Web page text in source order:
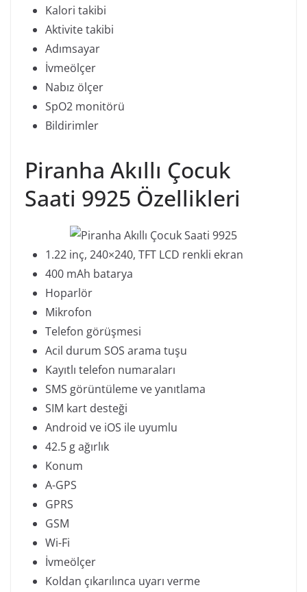
Kalori takibi
Aktivite takibi
Adımsayar
İvmeölçer
Nabız ölçer
SpO2 monitörü
Bildirimler
Piranha Akıllı Çocuk
Saati 9925 Özellikleri
1.22 inç, 240×240, TFT LCD renkli ekran
400 mAh batarya
Hoparlör
Mikrofon
Telefon görüşmesi
Acil durum SOS arama tuşu
Kayıtlı telefon numaraları
SMS görüntüleme ve yanıtlama
SIM kart desteği
Android ve iOS ile uyumlu
42.5 g ağırlık
Konum
A-GPS
GPRS
GSM
Wi-Fi
İvmeölçer
Koldan çıkarılınca uyarı verme